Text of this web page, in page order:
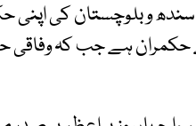
سندھ و بلوچستان کی
ہے جب کہ وفاقی